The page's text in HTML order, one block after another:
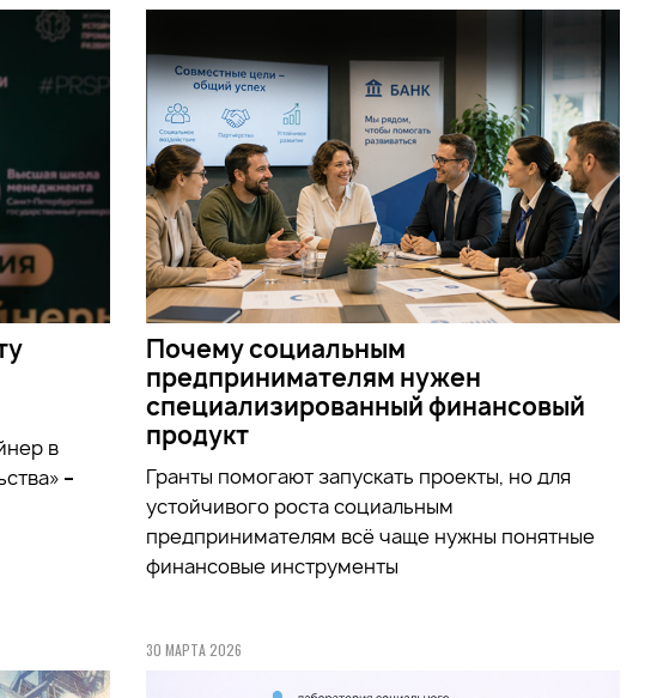
в
–
Почему социальным
предпринимателям нужен
специализированный финансовый
продукт
Гранты помогают запускать проекты, но для
устойчивого роста социальным
предпринимателям всё чаще нужны понятные
финансовые инструменты
30 МАРТА 2026